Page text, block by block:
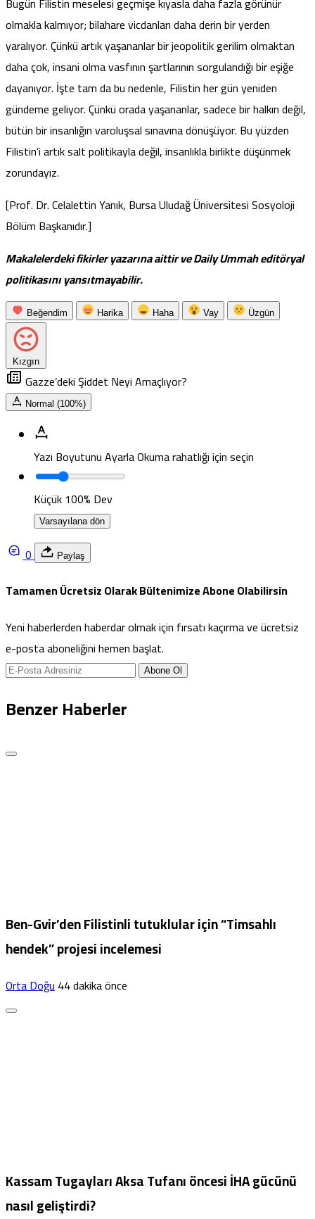
olmakla kalmıyor; bilahare vicdanları daha derin bir yerden
yaralıyor. Çünkü artık yaşananlar bir jeopolitik gerilim olmaktan
daha çok, insani olma vasfının şartlarının sorgulandığı bir eşiğe
dayanıyor. İşte tam da bu nedenle, Filistin her gün yeniden
gündeme geliyor. Çünkü orada yaşananlar, sadece bir halkın değil,
bütün bir insanlığın varoluşsal sınavına dönüşüyor. Bu yüzden
Filistin’i artık salt politikayla değil, insanlıkla birlikte düşünmek
zorundayız.
[Prof. Dr. Celalettin Yanık, Bursa Uludağ Üniversitesi Sosyoloji
Bölüm Başkanıdır.]
Makalelerdeki fikirler yazarına aittir ve Daily Ummah editöryal
politikasını yansıtmayabilir.
Beğendim Harika Haha Vay Üzgün
Kızgın
Gazze’deki Şiddet Neyi Amaçlıyor?
Normal (100%)
Yazı Boyutunu AyarlaOkuma rahatlığı için seçin
Küçük100% Dev
Varsayılana dön
0 Paylaş
Tamamen Ücretsiz Olarak Bültenimize Abone Olabilirsin
Yeni haberlerden haberdar olmak için fırsatı kaçırma ve ücretsiz
e-posta aboneliğini hemen başlat.
Abone Ol
Benzer Haberler
Ben-Gvir’den Filistinli tutuklular için “Timsahlı
hendek” projesi incelemesi
Orta Doğu44 dakika önce
Kassam Tugayları Aksa Tufanı öncesi İHA gücünü
nasıl geliştirdi?